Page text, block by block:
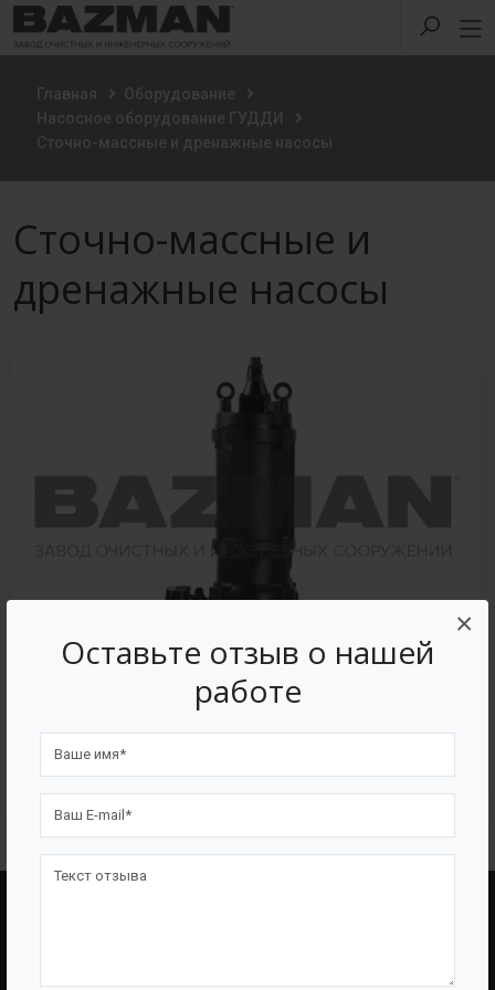
Оставьте отзыв о нашей
работе
×
Главная
Оборудование
Насосное оборудование ГУДДИ
Сточно-массные и дренажные насосы
Сточно-массные и
дренажные насосы
Погружные электронасосы для отвода
сточных вод «ГУДДИ WQ»